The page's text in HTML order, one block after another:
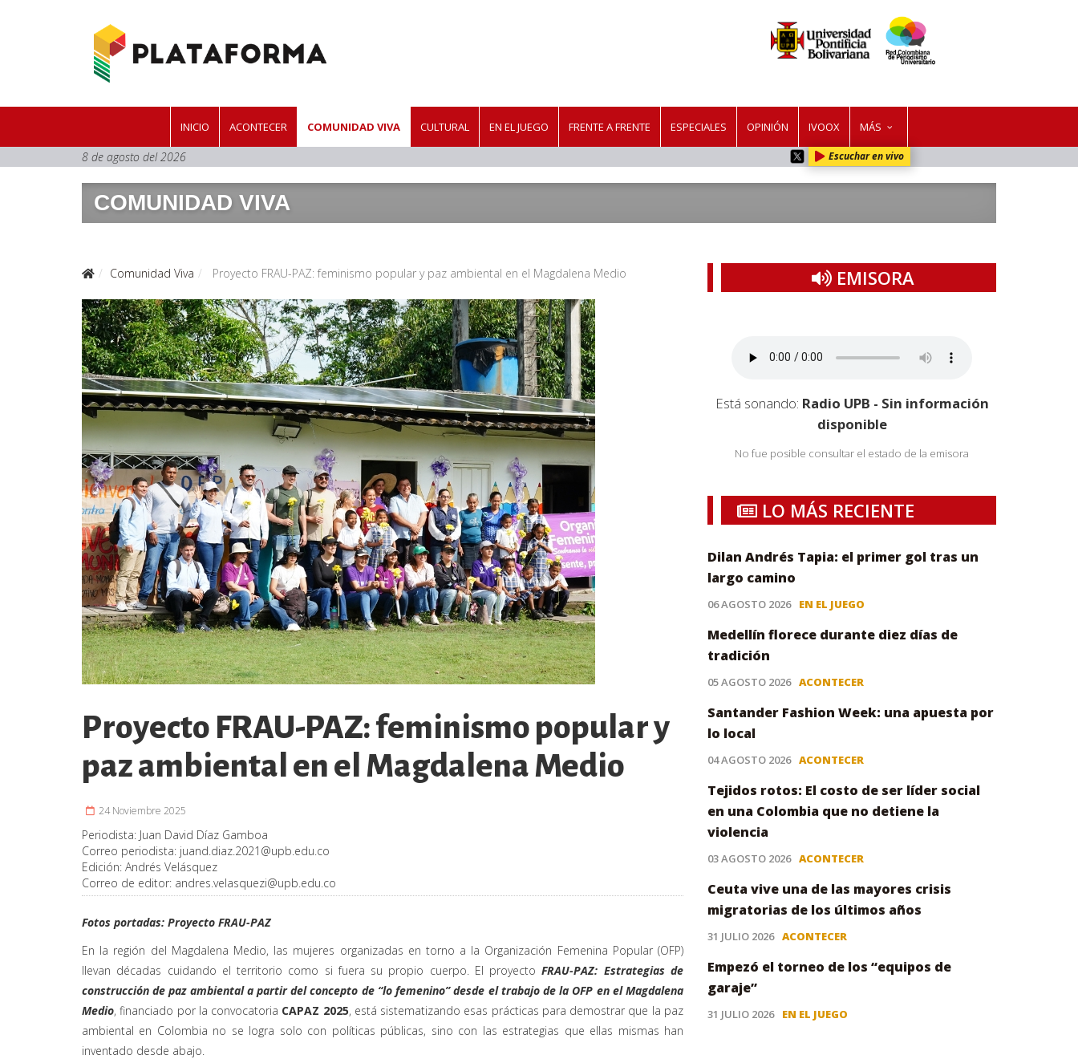
INICIO ACONTECER COMUNIDAD VIVA CULTURAL EN EL JUEGO FRENTE A FRENTE ESPECIALES OPINIÓN IVOOX MÁS
8 de agosto del 2026 Escuchar en vivo
COMUNIDAD VIVA
Comunidad Viva Proyecto FRAU-PAZ: feminismo popular y paz ambiental en el Magdalena Medio
Proyecto FRAU-PAZ: feminismo popular y
paz ambiental en el Magdalena Medio
24 Noviembre 2025
Periodista: Juan David Díaz Gamboa
Correo periodista: juand.diaz.2021@upb.edu.co
Edición: Andrés Velásquez
Correo de editor: andres.velasquezi@upb.edu.co
Fotos portadas: Proyecto FRAU-PAZ
En la región del Magdalena Medio, las mujeres organizadas en torno a la Organización Femenina Popular (OFP)
llevan décadas cuidando el territorio como si fuera su propio cuerpo. El proyectoFRAU-PAZ: Estrategias de
construcción de paz ambiental a partir del concepto de “lo femenino” desde el trabajo de la OFP en el Magdalena
Medio, financiado por la convocatoria CAPAZ 2025, está sistematizando esas prácticas para demostrar que la paz
ambiental en Colombia no se logra solo con políticas públicas, sino con las estrategias que ellas mismas han
inventado desde abajo.
EMISORA
Está sonando: Radio UPB - Sin información
disponible
No fue posible consultar el estado de la emisora
LO MÁS RECIENTE
Dilan Andrés Tapia: el primer gol tras un
largo camino
06 AGOSTO 2026 EN EL JUEGO
Medellín florece durante diez días de
tradición
05 AGOSTO 2026 ACONTECER
Santander Fashion Week: una apuesta por
lo local
04 AGOSTO 2026 ACONTECER
Tejidos rotos: El costo de ser líder social
en una Colombia que no detiene la
violencia
03 AGOSTO 2026 ACONTECER
Ceuta vive una de las mayores crisis
migratorias de los últimos años
31 JULIO 2026 ACONTECER
Empezó el torneo de los “equipos de
garaje”
31 JULIO 2026 EN EL JUEGO